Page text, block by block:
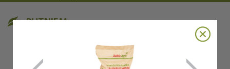
PUTNIEM